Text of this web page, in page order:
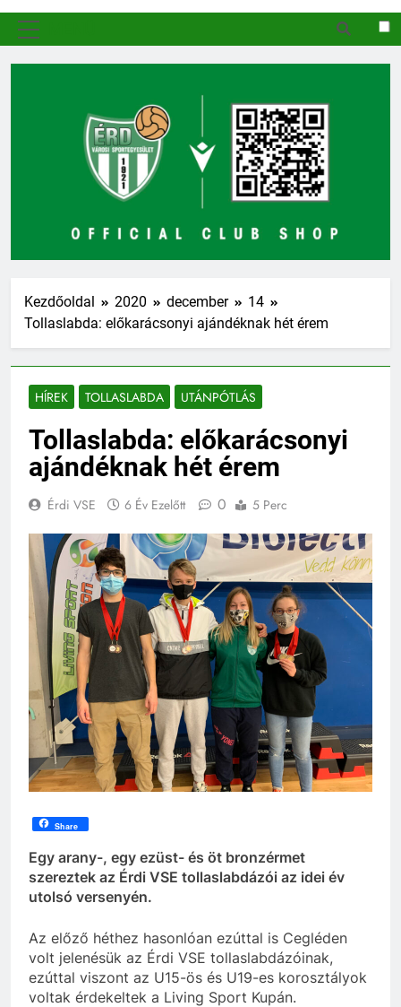
Kezdőoldal 2020 december
14
Tollaslabda: előkarácsonyi ajándéknak hét érem
HÍREK TOLLASLABDA UTÁNPÓTLÁS
Tollaslabda: előkarácsonyi
ajándéknak hét érem
Érdi VSE 6 Év Ezelőtt 0 5 Perc
Share
Egy arany-, egy ezüst- és öt bronzérmet
szereztek az Érdi VSE tollaslabdázói az idei év
utolsó versenyén.
Az előző héthez hasonlóan ezúttal is Cegléden
volt jelenésük az Érdi VSE tollaslabdázóinak,
ezúttal viszont az U15-ös és U19-es korosztályok
voltak érdekeltek a Living Sport Kupán.